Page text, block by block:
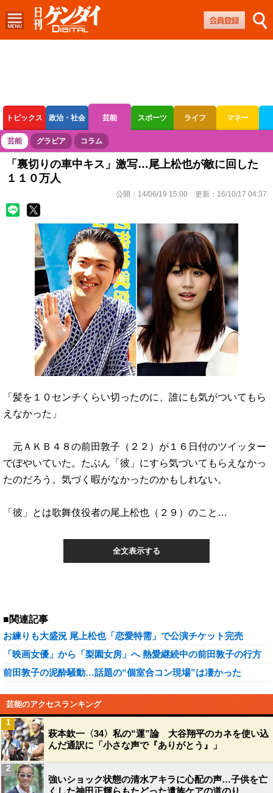
トピックス 政治・社会 芸能 スポーツ ライフ マネー
ボートレース 競輪 オートレース
芸能 グラビア コラム
「裏切りの車中キス」激写…尾上松也が敵に回した
１１０万人
公開： 14/06/19 15:00 更新： 16/10/17 04:37
「髪を１０センチくらい切ったのに、誰にも気がついてもら
えなかった」
元ＡＫＢ４８の前田敦子（２２）が１６日付のツイッター
でぼやいていた。たぶん「彼」にすら気づいてもらえなかっ
たのだろう。気づく暇がなかったのかもしれない。
「彼」とは歌舞伎役者の尾上松也（２９）のこと…
全文表示する
■関連記事
お練りも大盛況 尾上松也「恋愛特需」で公演チケット完売
「映画女優」から「梨園女房」へ 熱愛継続中の前田敦子の行方
前田敦子の泥酔騒動…話題の“個室合コン現場”は凄かった
芸能のアクセスランキング
萩本欽一〈34〉私の“運”論 大谷翔平のカネを使い込
んだ通訳に「小さな声で『ありがとう』」
1
強いショック状態の清水アキラに心配の声…子供を亡
くした神田正輝らもたどった遺族ケアの道のり
2